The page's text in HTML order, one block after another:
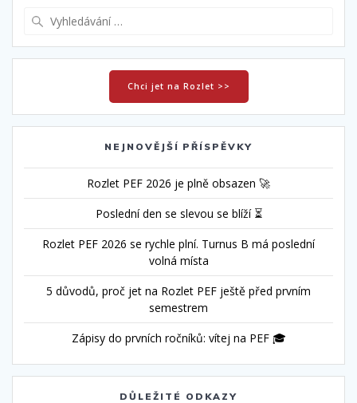
Chci jet na Rozlet >>
NEJNOVĚJŠÍ PŘÍSPĚVKY
Rozlet PEF 2026 je plně obsazen 🚀
Poslední den se slevou se blíží ⏳
Rozlet PEF 2026 se rychle plní. Turnus B má poslední
volná místa
5 důvodů, proč jet na Rozlet PEF ještě před prvním
semestrem
Zápisy do prvních ročníků: vítej na PEF 🎓
DŮLEŽITÉ ODKAZY